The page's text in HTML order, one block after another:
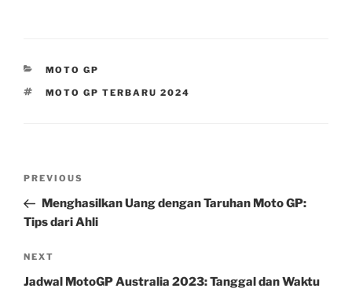
CATEGORIES
MOTO GP
TAGS
MOTO GP TERBARU 2024
Previous
Post
PREVIOUS
Menghasilkan Uang dengan Taruhan Moto GP:
Tips dari Ahli
Next
Post
NEXT
Jadwal MotoGP Australia 2023: Tanggal dan Waktu